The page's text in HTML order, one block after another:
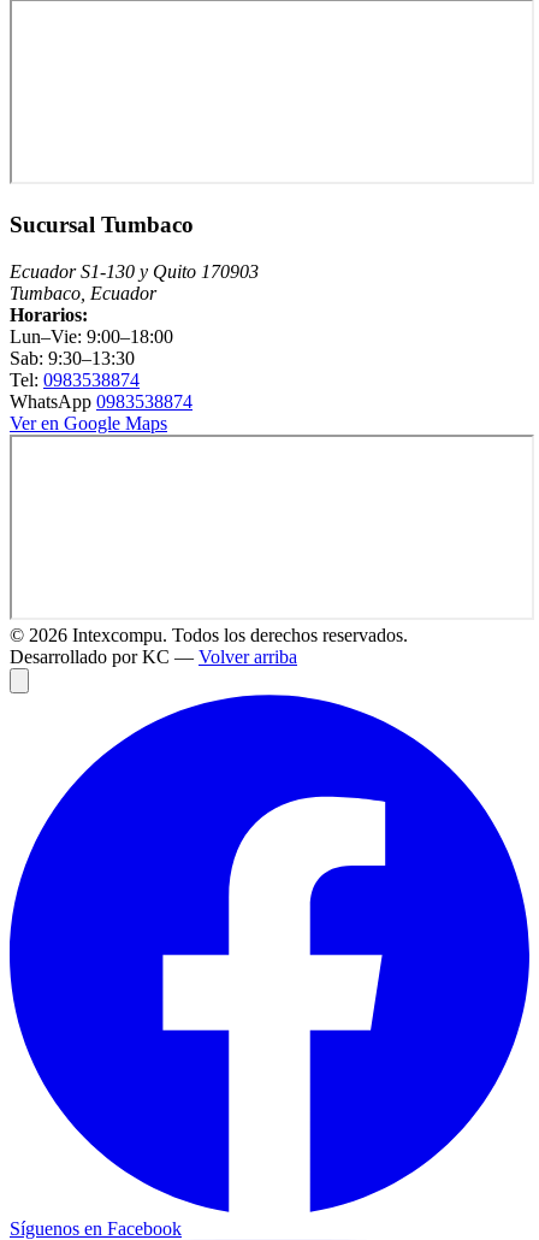
Sucursal Tumbaco
Ecuador S1-130 y Quito 170903
Tumbaco, Ecuador
Horarios:
Lun–Vie: 9:00–18:00
Sab: 9:30–13:30
Tel: 0983538874
WhatsApp 0983538874
Ver en Google Maps
© 2026 Intexcompu. Todos los derechos reservados.
Desarrollado por KC — Volver arriba
Síguenos en Facebook